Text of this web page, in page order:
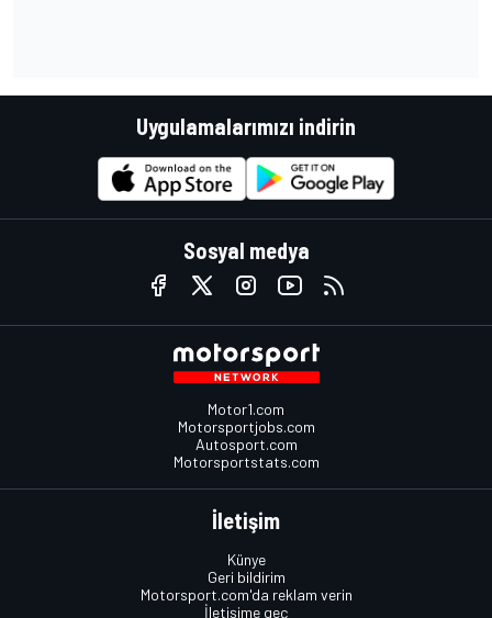
Uygulamalarımızı indirin
Sosyal medya
Motor1.com
Motorsportjobs.com
Autosport.com
Motorsportstats.com
İletişim
Künye
Geri bildirim
Motorsport.com'da reklam verin
İletişime geç